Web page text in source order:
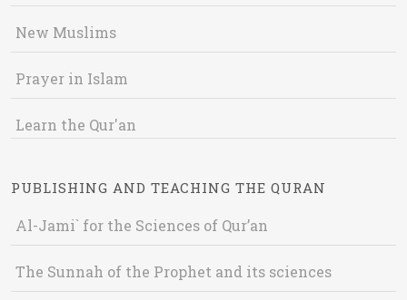
New Muslims
Prayer in Islam
Learn the Qur'an
PUBLISHING AND TEACHING THE QURAN
Al-Jami` for the Sciences of Qur’an
The Sunnah of the Prophet and its sciences